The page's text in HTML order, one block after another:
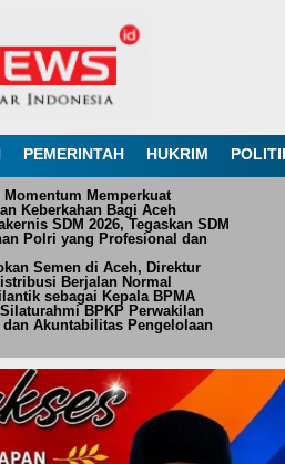
PEMERINTAH HUKRIM
Momentum Memperkuat
Keberkahan Bagi Aceh
SDM 2026, Tegaskan SDM
Polri yang Profesional dan
Semen di Aceh, Direktur
Berjalan Normal
sebagai Kepala BPMA
BPKP Perwakilan
Akuntabilitas Pengelolaan